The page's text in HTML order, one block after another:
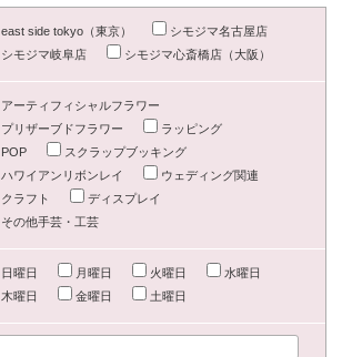
east side tokyo（東京）
シモジマ名古屋店
シモジマ岐阜店
シモジマ心斎橋店（大阪）
アーティフィシャルフラワー
プリザーブドフラワー
ラッピング
POP
スクラップブッキング
ハワイアンリボンレイ
ウェディング関連
クラフト
ディスプレイ
その他手芸・工芸
日曜日 月曜日 火曜日
水曜日
木曜日
金曜日 土曜日